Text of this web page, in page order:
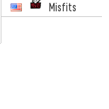
Misfits